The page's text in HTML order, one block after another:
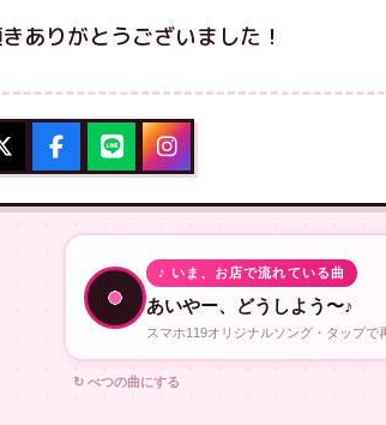
ありがとうございました！
♪ いま、お店で流れている曲
あいやー、どうしよう〜♪
スマホ119オリジナルソング・タップで
↻ べつの曲にする